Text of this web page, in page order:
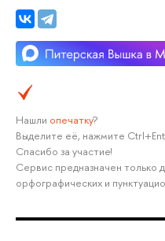
Нашли опечатку?
Выделите её, нажмите
Спасибо за участие!
Сервис предназначен только
орфографических и